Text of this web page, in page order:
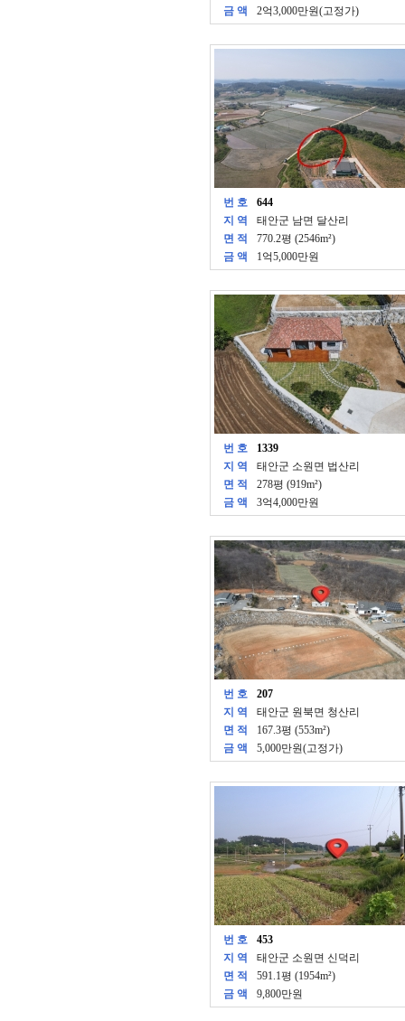
금 액
2억3,000만원(고정가)
번 호
644
지 역
태안군 남면 달산리
면 적
770.2평 (2546m²)
금 액
1억5,000만원
번 호
1339
지 역
태안군 소원면 법산리
면 적
278평 (919m²)
금 액
3억4,000만원
번 호
207
지 역
태안군 원북면 청산리
면 적
167.3평 (553m²)
금 액
5,000만원(고정가)
번 호
453
지 역
태안군 소원면 신덕리
면 적
591.1평 (1954m²)
금 액
9,800만원